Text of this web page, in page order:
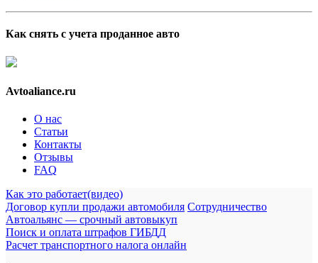
Как снять с учета проданное авто
Avtoaliance.ru
О нас
Статьи
Контакты
Отзывы
FAQ
Как это работает(видео)
Договор купли продажи автомобиля Сотрудничество
Автоальянс — срочный автовыкуп
Поиск и оплата штрафов ГИБДД
Расчет транспортного налога онлайн